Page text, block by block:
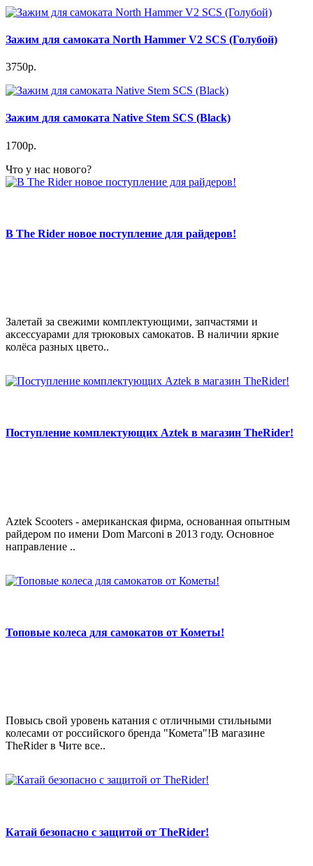
Зажим для самоката North Hammer V2 SCS (Голубой)
3750р.
Зажим для самоката Native Stem SCS (Black)
1700р.
Что у нас нового?
В The Rider новое поступление для райдеров!
Залетай за свежими комплектующими, запчастями и
аксессуарами для трюковых самокатов. В наличии яркие
колёса разных цвето..
Поступление комплектующих Aztek в магазин TheRider!
Aztek Scooters - американская фирма, основанная опытным
райдером по имени Dom Marconi в 2013 году. Основное
направление ..
Топовые колеса для самокатов от Кометы!
Повысь свой уровень катания с отличными стильными
колесами от российского бренда "Комета"!В магазине
TheRider в Чите все..
Катай безопасно с защитой от TheRider!